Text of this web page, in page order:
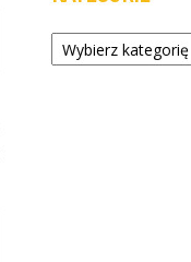
Kategorie